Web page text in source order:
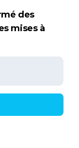
des
mises à